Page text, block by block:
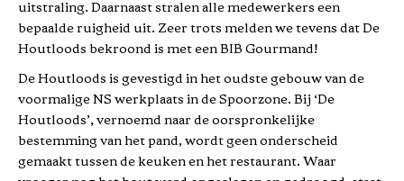
uitstraling. Daarnaast stralen alle medewerkers een
bepaalde ruigheid uit. Zeer trots melden we tevens dat De
Houtloods bekroond is met een BIB Gourmand!
De Houtloods is gevestigd in het oudste gebouw van de
voormalige NS werkplaats in de Spoorzone. Bij ‘De
Houtloods’, vernoemd naar de oorspronkelijke
bestemming van het pand, wordt geen onderscheid
gemaakt tussen de keuken en het restaurant. Waar